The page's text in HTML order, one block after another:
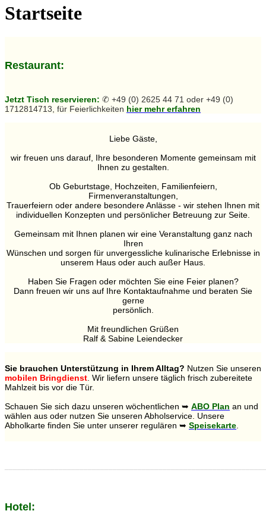
Startseite
Restaurant:
Jetzt Tisch reservieren: ✆ +49 (0) 2625 44 71 oder +49 (0)
1712814713, für Feierlichkeiten hier mehr erfahren
Liebe Gäste,
wir freuen uns darauf, Ihre besonderen Momente gemeinsam mit
Ihnen zu gestalten.
Ob Geburtstage, Hochzeiten, Familienfeiern,
Firmenveranstaltungen,
Trauerfeiern oder andere besondere Anlässe - wir stehen Ihnen mit
individuellen Konzepten und persönlicher Betreuung zur Seite.
Gemeinsam mit Ihnen planen wir eine Veranstaltung ganz nach
Ihren
Wünschen und sorgen für unvergessliche kulinarische Erlebnisse in
unserem Haus oder auch außer Haus.
Haben Sie Fragen oder möchten Sie eine Feier planen?
Dann freuen wir uns auf Ihre Kontaktaufnahme und beraten Sie
gerne
persönlich.
Mit freundlichen Grüßen
Ralf & Sabine Leiendecker
Sie brauchen Unterstützung in Ihrem Alltag? Nutzen Sie unseren
mobilen Bringdienst. Wir liefern unsere täglich frisch zubereitete
Mahlzeit bis vor die Tür.
Schauen Sie sich dazu unseren wöchentlichen ➥ ABO Plan an und
wählen aus oder nutzen Sie unseren Abholservice. Unsere
Abholkarte finden Sie unter unserer regulären ➥ Speisekarte.
Hotel: